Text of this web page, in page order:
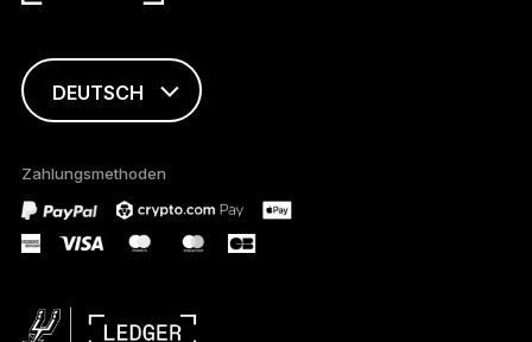
DEUTSCH
FRANÇAIS
TÜRKÇE
ESPAÑOL
Zahlungsmethoden